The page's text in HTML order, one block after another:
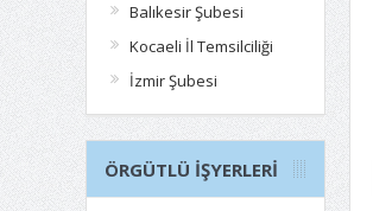
Balıkesir Şubesi
Kocaeli İl Temsilciliği
İzmir Şubesi
ÖRGÜTLÜ İŞYERLERI